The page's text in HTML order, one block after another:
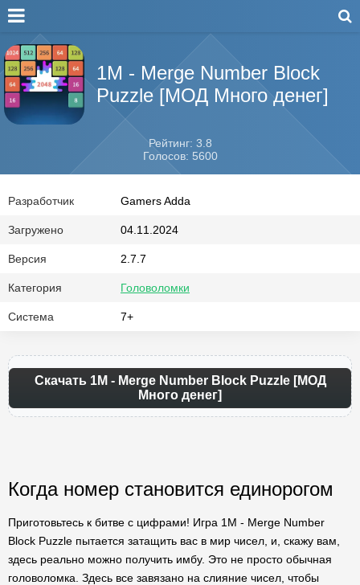
1M - Merge Number Block
Puzzle [МОД Много денег]
Рейтинг: 3.8
Голосов: 5600
Разработчик Gamers Adda
Загружено 04.11.2024
Версия 2.7.7
Категория Головоломки
Система 7+
Скачать 1M - Merge Number Block Puzzle [МОД
Много денег]
Когда номер становится единорогом
Приготовьтесь к битве с цифрами! Игра 1M - Merge Number
Block Puzzle пытается затащить вас в мир чисел, и, скажу вам,
здесь реально можно получить имбу. Это не просто обычная
головоломка. Здесь все завязано на слияние чисел, чтобы